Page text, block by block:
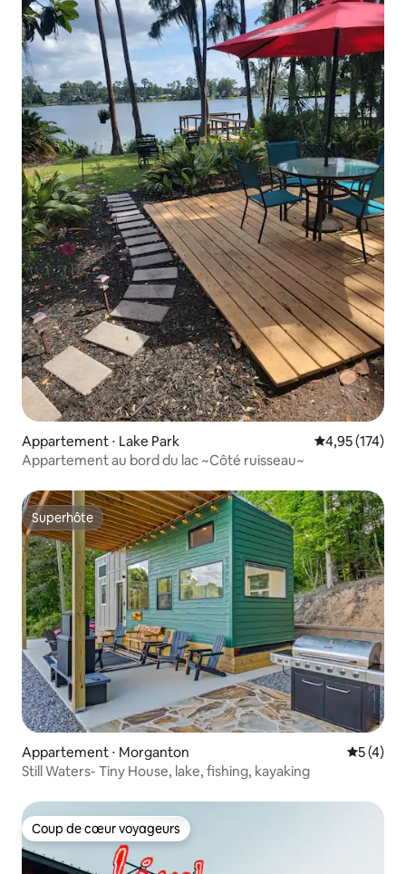
Appartement ⋅ Lake Park Évaluation
4,95 (174)
Appartement au bord du lac ~Côté ruisseau~
Superhôte
Superhôte
Appartement ⋅ Morganton
5 (4)
Still Waters- Tiny House, lake, fishing, kayaking
Coup de cœur voyageurs
Coup de cœur voyageurs